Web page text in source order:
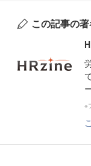
この記事の
※